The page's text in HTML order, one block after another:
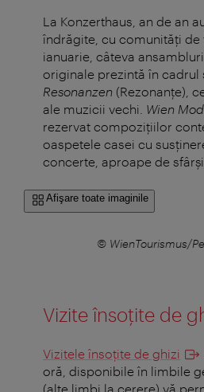
La Konzerthaus, an de an
îndrăgite, cu comunităţi de
ianuarie, câteva
originale prezintă în cadrul
Resonanzen (Rezonanţe),
ale muzicii vechi. Wien
rezervat compoziţiilor
oaspetele casei cu
concerte, aproape de
Afişare toate imaginile
© WienTourismus/
Vizite însoţite de
Vizitele însoţite de ghizi
oră, disponibile în limbile
(alte limbi la cerere) vă